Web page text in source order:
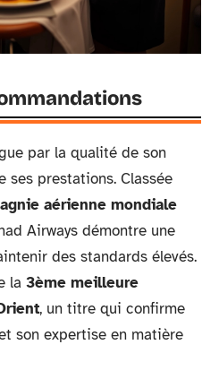
par la qualité de son
ses prestations. Classée
aérienne mondiale
Airways démontre une
des standards élevés.
la 3ème meilleure
, un titre qui confirme
son expertise en matière